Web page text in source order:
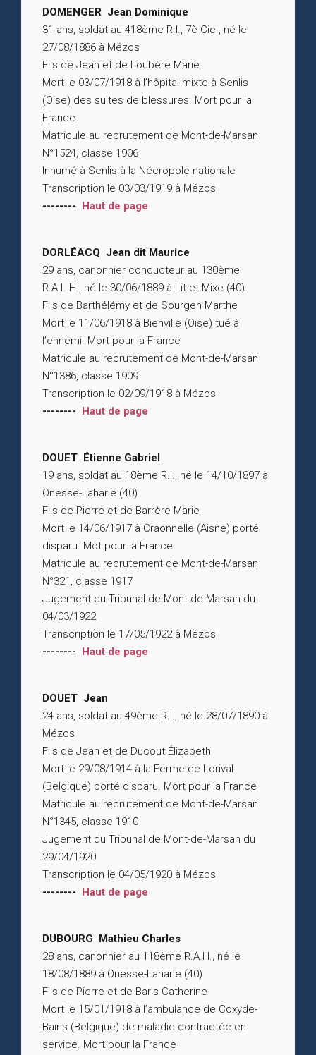
DOMENGER Jean Dominique
31 ans, soldat au 418ème R.I., 7è Cie., né le
27/08/1886 à Mézos
Fils de Jean et de Loubère Marie
Mort le 03/07/1918 à l’hôpital mixte à Senlis
(Oise) des suites de blessures. Mort pour la
France
Matricule au recrutement de Mont-de-Marsan
N°1524, classe 1906
Inhumé à Senlis à la Nécropole nationale
Transcription le 03/03/1919 à Mézos
-------- Haut de page
DORLÉACQ Jean dit Maurice
29 ans, canonnier conducteur au 130ème
R.A.L.H., né le 30/06/1889 à Lit-et-Mixe (40)
Fils de Barthélémy et de Sourgen Marthe
Mort le 11/06/1918 à Bienville (Oise) tué à
l’ennemi. Mort pour la France
Matricule au recrutement de Mont-de-Marsan
N°1386, classe 1909
Transcription le 02/09/1918 à Mézos
-------- Haut de page
DOUET Étienne Gabriel
19 ans, soldat au 18ème R.I., né le 14/10/1897 à
Onesse-Laharie (40)
Fils de Pierre et de Barrère Marie
Mort le 14/06/1917 à Craonnelle (Aisne) porté
disparu. Mot pour la France
Matricule au recrutement de Mont-de-Marsan
N°321, classe 1917
Jugement du Tribunal de Mont-de-Marsan du
04/03/1922
Transcription le 17/05/1922 à Mézos
-------- Haut de page
DOUET Jean
24 ans, soldat au 49ème R.I., né le 28/07/1890 à
Mézos
Fils de Jean et de Ducout Élizabeth
Mort le 29/08/1914 à la Ferme de Lorival
(Belgique) porté disparu. Mort pour la France
Matricule au recrutement de Mont-de-Marsan
N°1345, classe 1910
Jugement du Tribunal de Mont-de-Marsan du
29/04/1920
Transcription le 04/05/1920 à Mézos
-------- Haut de page
DUBOURG Mathieu Charles
28 ans, canonnier au 118ème R.A.H., né le
18/08/1889 à Onesse-Laharie (40)
Fils de Pierre et de Baris Catherine
Mort le 15/01/1918 à l’ambulance de Coxyde-
Bains (Belgique) de maladie contractée en
service. Mort pour la France